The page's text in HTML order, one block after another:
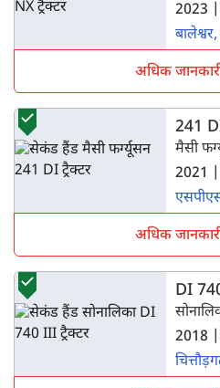
2023 |
अधिक
241
मैसी
2021 |
अधिक
DI
2018 |